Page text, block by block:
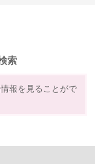
索
報を見ることがで